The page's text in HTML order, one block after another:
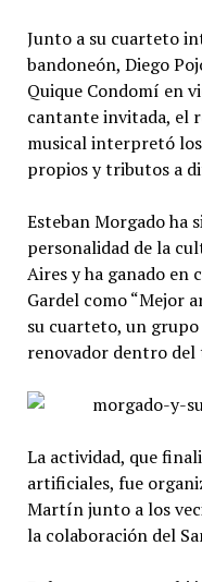
Junto a su cuarteto
bandoneón, Diego
Quique Condomí en
cantante invitada, el
musical interpretó
propios y tributos a
Esteban Morgado ha
personalidad de la
Aires y ha ganado en
Gardel como “Mejor
su cuarteto, un
renovador dentro del
La actividad, que
artificiales, fue
Martín junto a los
la colaboración del